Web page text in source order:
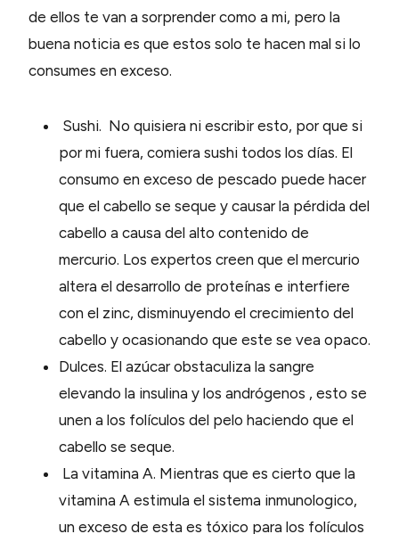
de ellos te van a sorprender como a mi, pero la
buena noticia es que estos solo te hacen mal si lo
consumes en exceso.
Sushi. No quisiera ni escribir esto, por que si
por mi fuera, comiera sushi todos los días. El
consumo en exceso de pescado puede hacer
que el cabello se seque y causar la pérdida del
cabello a causa del alto contenido de
mercurio. Los expertos creen que el mercurio
altera el desarrollo de proteínas e interfiere
con el zinc, disminuyendo el crecimiento del
cabello y ocasionando que este se vea opaco.
Dulces. El azúcar obstaculiza la sangre
elevando la insulina y los andrógenos , esto se
unen a los folículos del pelo haciendo que el
cabello se seque.
La vitamina A. Mientras que es cierto que la
vitamina A estimula el sistema inmunologico,
un exceso de esta es tóxico para los folículos